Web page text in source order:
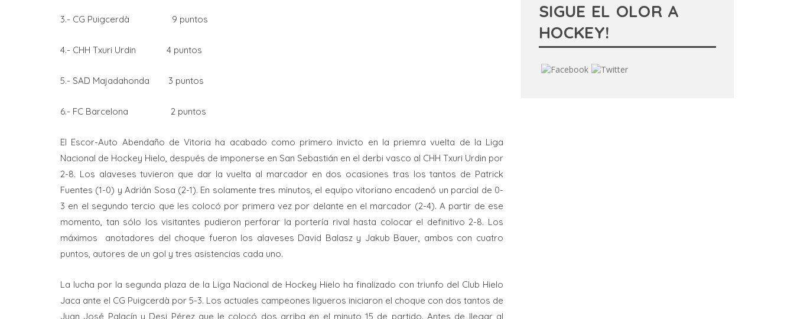
3.- CG Puigcerdà 9 puntos
4.- CHH Txuri Urdin 4 puntos
5.- SAD Majadahonda 3 puntos
6.- FC Barcelona 2 puntos
El Escor-Auto Abendaño de Vitoria ha acabado como primero invicto en la priemra vuelta de la Liga
Nacional de Hockey Hielo, después de imponerse en San Sebastián en el derbi vasco al CHH Txuri Urdin por
2-8. Los alaveses tuvieron que dar la vuelta al marcador en dos ocasiones tras los tantos de Patrick
Fuentes (1-0) y Adrián Sosa (2-1). En solamente tres minutos, el equipo vitoriano encadenó un parcial de 0-
3 en el segundo tercio que les colocó por primera vez por delante en el marcador (2-4). A partir de ese
momento, tan sólo los visitantes pudieron perforar la portería rival hasta colocar el definitivo 2-8. Los
máximos anotadores del choque fueron los alaveses David Balasz y Jakub Bauer, ambos con cuatro
puntos, autores de un gol y tres asistencias cada uno.
La lucha por la segunda plaza de la Liga Nacional de Hockey Hielo ha finalizado con triunfo del Club Hielo
Jaca ante el CG Puigcerdà por 5-3. Los actuales campeones ligueros iniciaron el choque con dos tantos de
Juan José Palacín y Desi Pérez que le colocó dos arriba en el minuto 15 de partido. Antes de llegar al
SIGUE EL OLOR A
HOCKEY!